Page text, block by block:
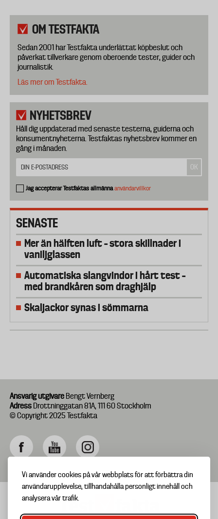
Vi använder cookies på vår webbplats för att förbättra din
användarupplevelse, tillhandahålla personligt innehåll och
analysera vår trafik.
OM TESTFAKTA
Sedan 2001 har Testfakta underlättat köpbeslut och
påverkat tillverkare genom oberoende tester, guider och
journalistik.
Läs mer om Testfakta.
NYHETSBREV
Håll dig uppdaterad med senaste testerna, guiderna och
konsumentnyheterna. Testfaktas nyhetsbrev kommer en
gång i månaden.
Jag accepterar Testfaktas allmännaanvändarvillkor
SENASTE
Mer än hälften luft – stora skillnader i
vaniljglassen
Automatiska slangvindor i hårt test –
med brandkåren som draghjälp
Skaljackor synas i sömmarna
Ansvarig utgivare Bengt Vernberg
Adress Drottninggatan 81A, 111 60 Stockholm
© Copyright 2025 Testfakta